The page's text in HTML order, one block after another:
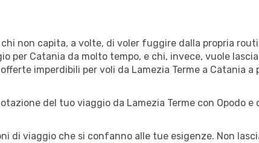
non capita, a volte, di voler fuggire dalla propria
per Catania da molto tempo, e chi, invece, vuole
imperdibili per voli da Lamezia Terme a Catania a
del tuo viaggio da Lamezia Terme con Opodo e
di viaggio che si confanno alle tue esigenze. Non